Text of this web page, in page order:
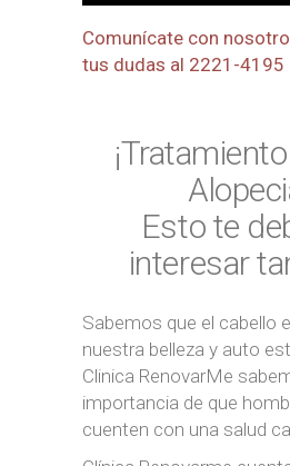
Comunícate con
tus dudas al 2221-4195
Esto te
interesar
Sabemos que el cabello
nuestra belleza y auto
Clinica RenovarMe
importancia de que
cuenten con una salud